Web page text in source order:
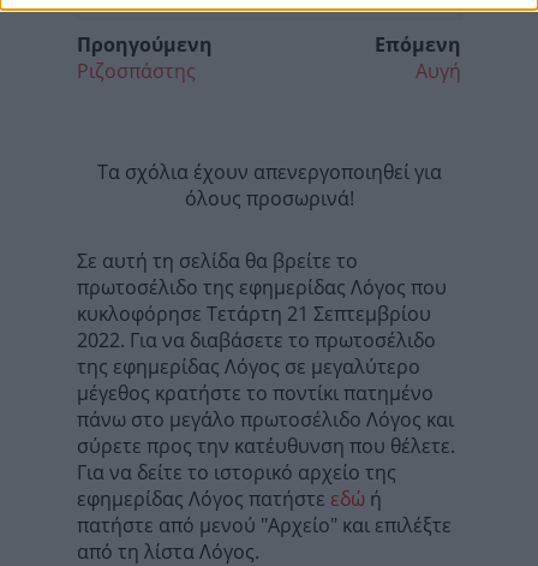
Προηγούμενη
Ριζοσπάστης
Επόμενη
Αυγή
Τα σχόλια έχουν απενεργοποιηθεί για
όλους προσωρινά!
Σε αυτή τη σελίδα θα βρείτε το
πρωτοσέλιδο της εφημερίδας Λόγος που
κυκλοφόρησε Τετάρτη 21 Σεπτεμβρίου
2022. Για να διαβάσετε το πρωτοσέλιδο
της εφημερίδας Λόγος σε μεγαλύτερο
μέγεθος κρατήστε το ποντίκι πατημένο
πάνω στο μεγάλο πρωτοσέλιδο Λόγος και
σύρετε προς την κατέυθυνση που θέλετε.
Για να δείτε το ιστορικό αρχείο της
εφημερίδας Λόγος πατήστε εδώ ή
πατήστε από μενού "Αρχείο" και επιλέξτε
από τη λίστα Λόγος.